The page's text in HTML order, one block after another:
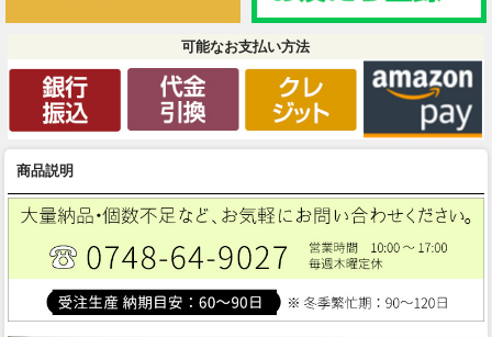
可能なお支払い方法
商品説明